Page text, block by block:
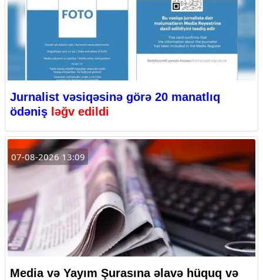
Jurnalist vəsiqəsinə görə 20 manatlıq
ödəniş ləğv edildi
07-08-2026 13:09
Media və Yayım Şurasına əlavə hüquq və